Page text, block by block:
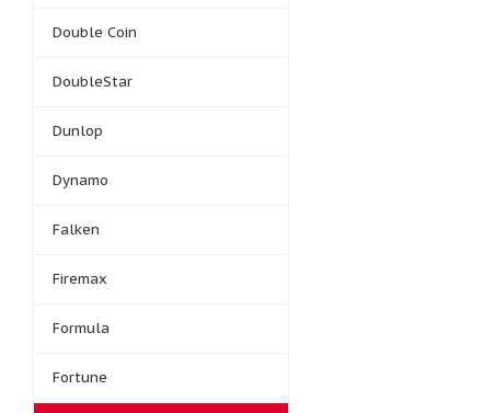
Double Coin
DoubleStar
Dunlop
Dynamo
Falken
Firemax
Formula
Fortune